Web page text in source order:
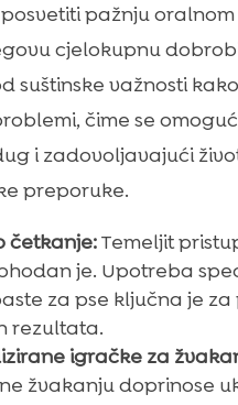
pažnju
cjelokupnu
suštinske važnosti
čime se
i zadovoljavajući
preporuke.
četkanje:Temeljit
je. Upotreba
za pse ključna je za
rezultata.
igračke za
žvakanju doprinose